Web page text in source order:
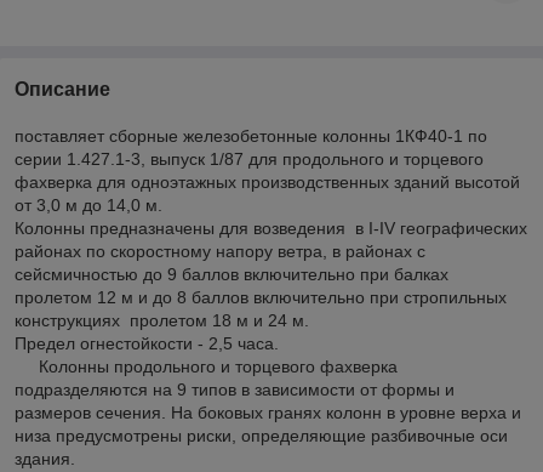
Описание
поставляет сборные железобетонные колонны 1КФ40-1 по
серии 1.427.1-3, выпуск 1/87 для продольного и торцевого
фахверка для одноэтажных производственных зданий высотой
от 3,0 м до 14,0 м.
Колонны предназначены для возведения в I-IV географических
районах по скоростному напору ветра, в районах с
сейсмичностью до 9 баллов включительно при балках
пролетом 12 м и до 8 баллов включительно при стропильных
конструкциях пролетом 18 м и 24 м.
Предел огнестойкости - 2,5 часа.
Колонны продольного и торцевого фахверка
подразделяются на 9 типов в зависимости от формы и
размеров сечения. На боковых гранях колонн в уровне верха и
низа предусмотрены риски, определяющие разбивочные оси
здания.